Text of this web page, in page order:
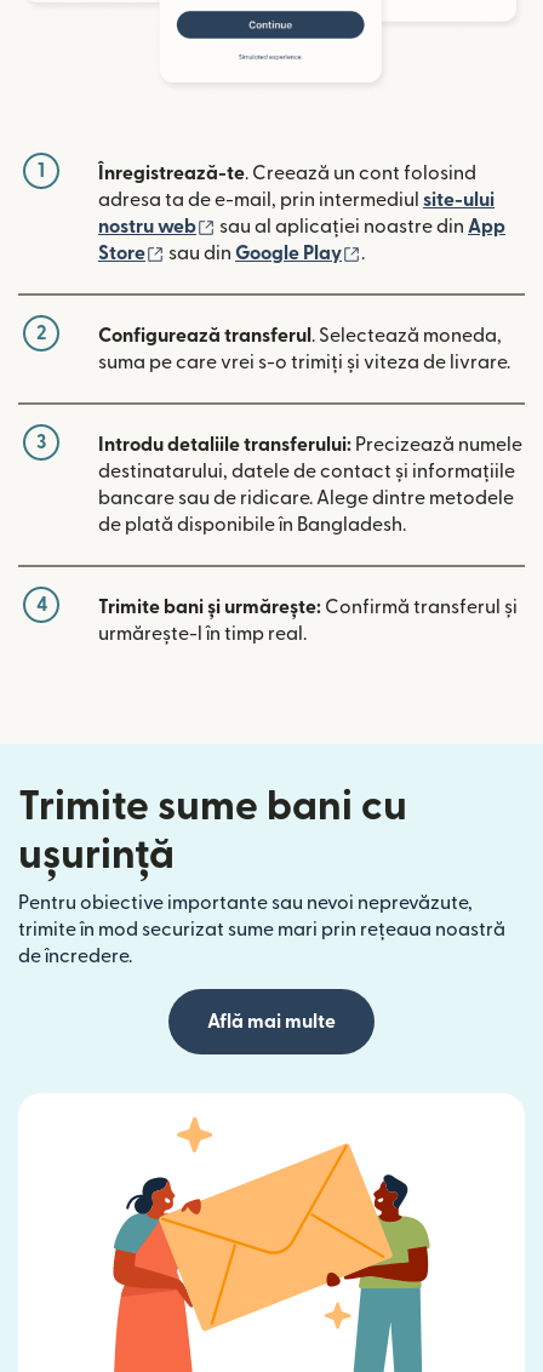
1 Înregistrează-te. Creează un cont folosind
adresa ta de e-mail, prin intermediul site-ului
nostru web
(se deschide într-o fereastră nouă)
sau al aplicației noastre din App
Store
(se deschide într-o fereastră nouă)
sau din Google Play (se deschide într-o
.
2 Configurează transferul . Selectează moneda,
suma pe care vrei s-o trimiți și viteza de livrare.
3 Introdu detaliile transferului: Precizează numele
destinatarului, datele de contact și informațiile
bancare sau de ridicare. Alege dintre metodele
de plată disponibile în Bangladesh.
4 Trimite bani și urmărește: Confirmă transferul și
urmărește-l în timp real.
Trimite sume bani cu
ușurință
Pentru obiective importante sau nevoi neprevăzute,
trimite în mod securizat sume mari prin rețeaua noastră
de încredere.
Află mai multe